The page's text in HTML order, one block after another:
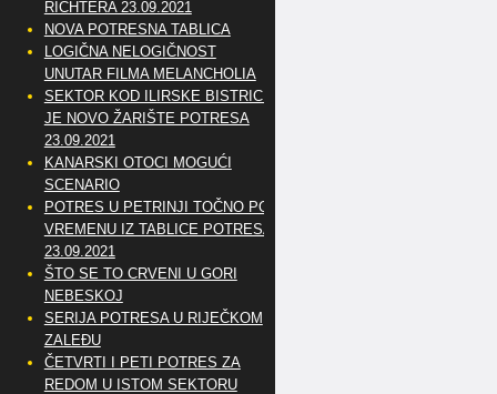
RICHTERA 23.09.2021
NOVA POTRESNA TABLICA
LOGIČNA NELOGIČNOST
UNUTAR FILMA MELANCHOLIA
SEKTOR KOD ILIRSKE BISTRICE
JE NOVO ŽARIŠTE POTRESA
23.09.2021
KANARSKI OTOCI MOGUĆI
SCENARIO
POTRES U PETRINJI TOČNO PO
VREMENU IZ TABLICE POTRESA
23.09.2021
ŠTO SE TO CRVENI U GORI
NEBESKOJ
SERIJA POTRESA U RIJEČKOM
ZALEĐU
ČETVRTI I PETI POTRES ZA
REDOM U ISTOM SEKTORU